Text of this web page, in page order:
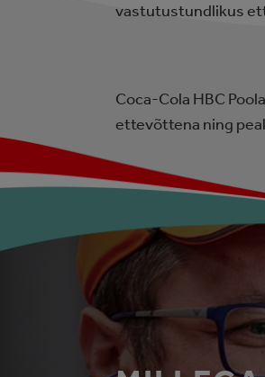
vastutustundlikus
Coca-Cola HBC
ettevõttena ning